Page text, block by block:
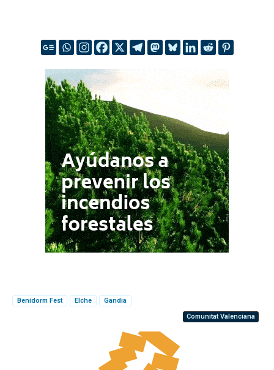
Benidorm Fest Elche
Gandia
Comunitat Valenciana